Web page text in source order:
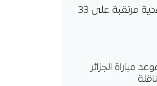
ابتداء من اليوم.. أمطار رعدية مرتقبة على 33
مباراة الجزائر